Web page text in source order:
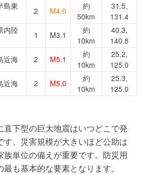
島東
2 M4.0
約
50km
31.5,
131.4
内陸
1 M3.1
約
10km
40.3,
140.8
近海 2 M5.1
約
10km
25.2,
125.0
近海 2 M5.0
約
10km
25.3,
125.0
直下型の巨大地震はいつどこで発
す。災害規模が大きいほど公助は
族単位の備えが重要です。防災用
も基本的な要素となります。